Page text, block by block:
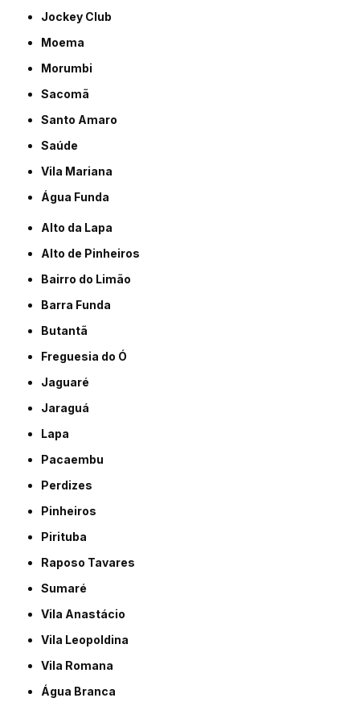
Jockey Club
Moema
Morumbi
Sacomã
Santo Amaro
Saúde
Vila Mariana
Água Funda
Alto da Lapa
Alto de Pinheiros
Bairro do Limão
Barra Funda
Butantã
Freguesia do Ó
Jaguaré
Jaraguá
Lapa
Pacaembu
Perdizes
Pinheiros
Pirituba
Raposo Tavares
Sumaré
Vila Anastácio
Vila Leopoldina
Vila Romana
Água Branca